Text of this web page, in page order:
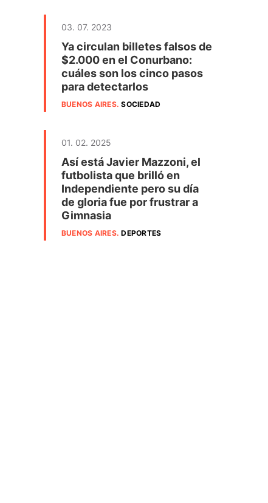
03. 07. 2023
Ya circulan billetes falsos de
$2.000 en el Conurbano:
cuáles son los cinco pasos
para detectarlos
BUENOS AIRES.SOCIEDAD
01. 02. 2025
Así está Javier Mazzoni, el
futbolista que brilló en
Independiente pero su día
de gloria fue por frustrar a
Gimnasia
BUENOS AIRES.DEPORTES